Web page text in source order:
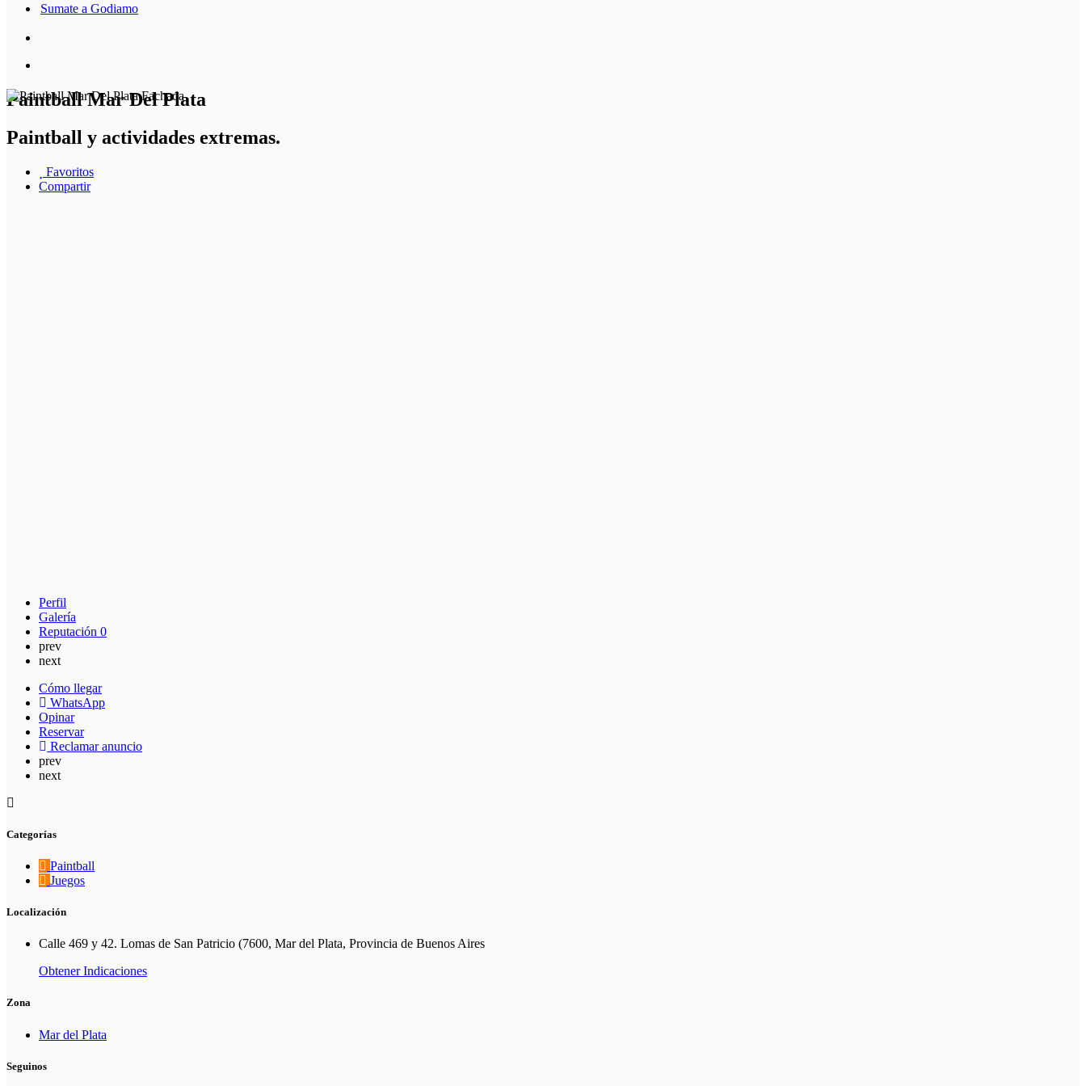
Sumate a Godiamo
Paintball Mar Del Plata
Paintball y actividades extremas.
Favoritos
Compartir
Perfil
Galería
Reputación 0
prev
next
Cómo llegar
WhatsApp
Opinar
Reservar
Reclamar anuncio
prev
next
Categorías
Paintball
Juegos
Localización
Calle 469 y 42. Lomas de San Patricio (7600, Mar del Plata, Provincia de Buenos Aires
Obtener Indicaciones
Zona
Mar del Plata
Seguinos